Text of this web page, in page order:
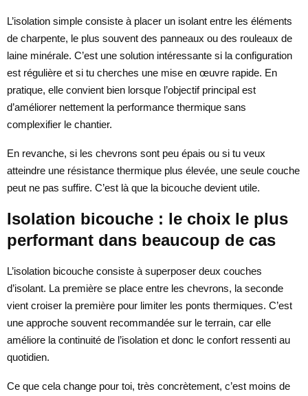
L’isolation simple consiste à placer un isolant entre les éléments
de charpente, le plus souvent des panneaux ou des rouleaux de
laine minérale. C’est une solution intéressante si la configuration
est régulière et si tu cherches une mise en œuvre rapide. En
pratique, elle convient bien lorsque l’objectif principal est
d’améliorer nettement la performance thermique sans
complexifier le chantier.
En revanche, si les chevrons sont peu épais ou si tu veux
atteindre une résistance thermique plus élevée, une seule couche
peut ne pas suffire. C’est là que la bicouche devient utile.
Isolation bicouche : le choix le plus
performant dans beaucoup de cas
L’isolation bicouche consiste à superposer deux couches
d’isolant. La première se place entre les chevrons, la seconde
vient croiser la première pour limiter les ponts thermiques. C’est
une approche souvent recommandée sur le terrain, car elle
améliore la continuité de l’isolation et donc le confort ressenti au
quotidien.
Ce que cela change pour toi, très concrètement, c’est moins de